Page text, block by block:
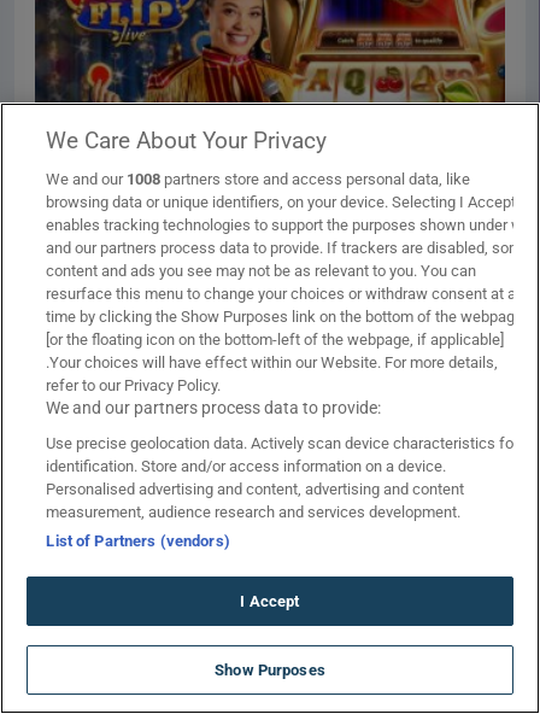
Crazy Coin Flip: Συναρπαστικό παιχνίδι από την Evolution
07 Αυγ 2026
📝 Δημοφιλή
Ελληνικές Ομάδες Ευρώπη ☑️ Πρόγραμμα Αγώνων (2026-
2027)
5120 Δώρα* ΧΩΡΙΣ ΚΑΤΑΘΕΣΗ!
Promo Code SUMMER5000
We Care About Your Privacy
We and our 1008 partners store and access personal data, like
browsing data or unique identifiers, on your device. Selecting I Accept
enables tracking technologies to support the purposes shown under we
and our partners process data to provide. If trackers are disabled, some
content and ads you see may not be as relevant to you. You can
resurface this menu to change your choices or withdraw consent at any
time by clicking the Show Purposes link on the bottom of the webpage
[or the floating icon on the bottom-left of the webpage, if applicable]
.Your choices will have effect within our Website. For more details,
refer to our Privacy Policy.
We and our partners process data to provide:
Use precise geolocation data. Actively scan device characteristics for
identification. Store and/or access information on a device.
Personalised advertising and content, advertising and content
measurement, audience research and services development.
List of Partners (vendors)
I Accept
Show Purposes